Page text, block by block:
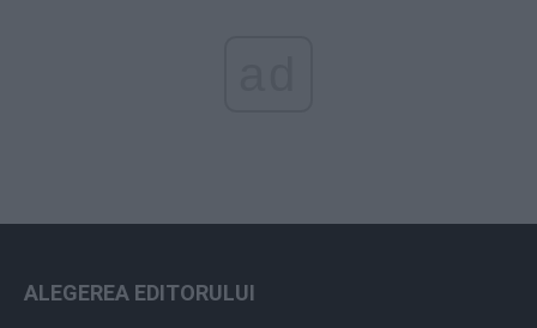
ALEGEREA EDITORULUI